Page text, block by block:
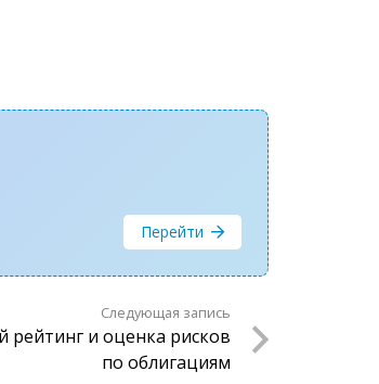
Перейти
Следующая запись
рейтинг и оценка рисков
по облигациям